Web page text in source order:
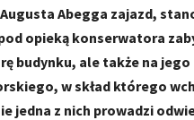
Abegga zajazd,
opieką konserwatora
budynku, ale także na
w skład którego
jedna z nich prowadzi